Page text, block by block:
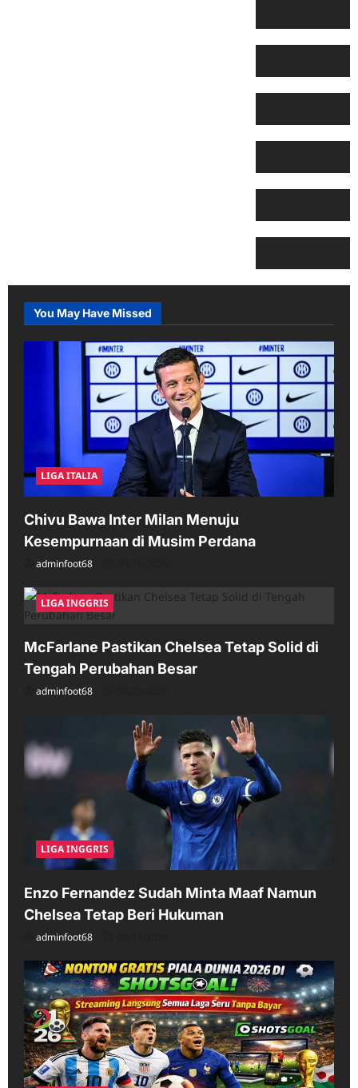
You May Have Missed
LIGA ITALIA
Chivu Bawa Inter Milan Menuju
Kesempurnaan di Musim Perdana
adminfoot68
LIGA INGGRIS
McFarlane Pastikan Chelsea Tetap Solid di
Tengah Perubahan Besar
adminfoot68
LIGA INGGRIS
Enzo Fernandez Sudah Minta Maaf Namun
Chelsea Tetap Beri Hukuman
adminfoot68